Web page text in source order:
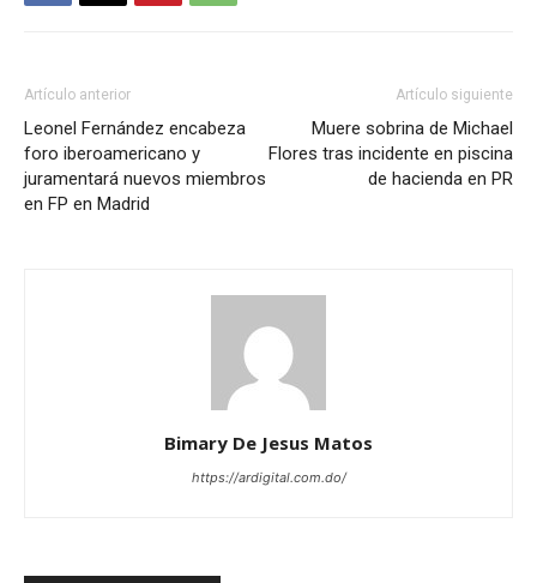
Artículo anterior
Leonel Fernández encabeza
foro iberoamericano y
juramentará nuevos miembros
en FP en Madrid
Artículo siguiente
Muere sobrina de Michael
Flores tras incidente en piscina
de hacienda en PR
Bimary De Jesus Matos
https://ardigital.com.do/